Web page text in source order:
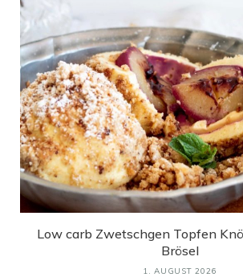
Low carb Zwetschgen Topfen
Brösel
1. AUGUST 2026